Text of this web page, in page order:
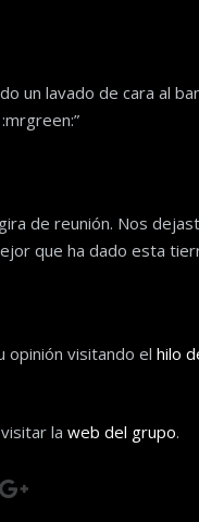
un lavado de cara al
de reunión. Nos
que ha dado esta
opinión visitando el hilo
la web del grupo.